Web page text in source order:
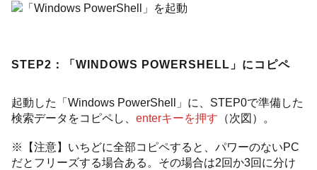
STEP2：「WINDOWS POWERSHELL」にコピペ
起動した「Windows PowerShell」に、STEP0で準備した
検索データをコピペし、enterキーを押す （次図）。
※【注意】いちどに全部コピペすると、パワーのないPC
だとフリーズする場合ある。その場合は2回か3回に分け